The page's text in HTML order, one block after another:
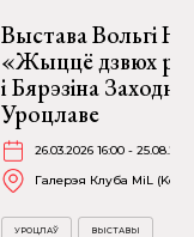
Выстава Вольгі
«Жыццё дзвюх
і Бярэзіна
Уроцлаве
26.03.2026 16:00 -
Галерэя Клуба MiL
УРОЦЛАЎ ВЫСТАВЫ